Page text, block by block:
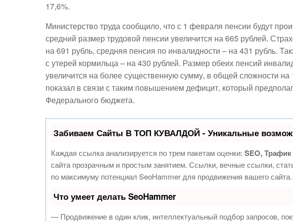
17,6%.
Министерство труда сообщило, что с 1 февраля пенсии будут
средний размер трудовой пенсии увеличится на 665 рублей.
на 691 рубль, средняя пенсия по инвалидности – на 431 рубль.
с утерей кормильца – на 430 рублей. Размер обеих пенсий
увеличится на более существенную сумму, в общей сложности
показал в связи с таким повышением дефицит, который
Федерального бюджета.
Забиваем Сайты В ТОП КУВАЛДОЙ - Уникальные
Каждая ссылка анализируется по трем пакетам оценки: SEO,
сайта прозрачным и простым занятием. Ссылки, вечные ссылки,
по максимуму потенциал SeoHammer для продвижения вашего сайта.
Что умеет делать SeoHammer
— Продвижение в один клик, интеллектуальный подбор запросов,